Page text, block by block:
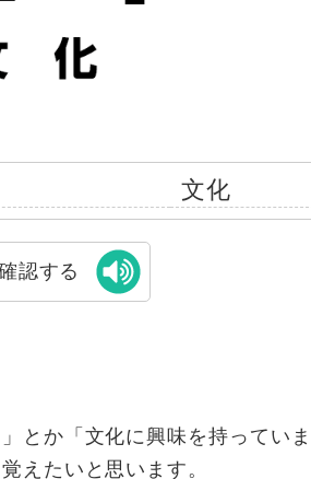
文化
認する
とか「文化に興味を持ってい
えたいと思います。